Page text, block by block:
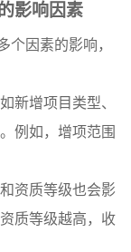
影响因素
个因素的影响，
新增项目类型、
例如，增项范围
资质等级也会影
质等级越高，收